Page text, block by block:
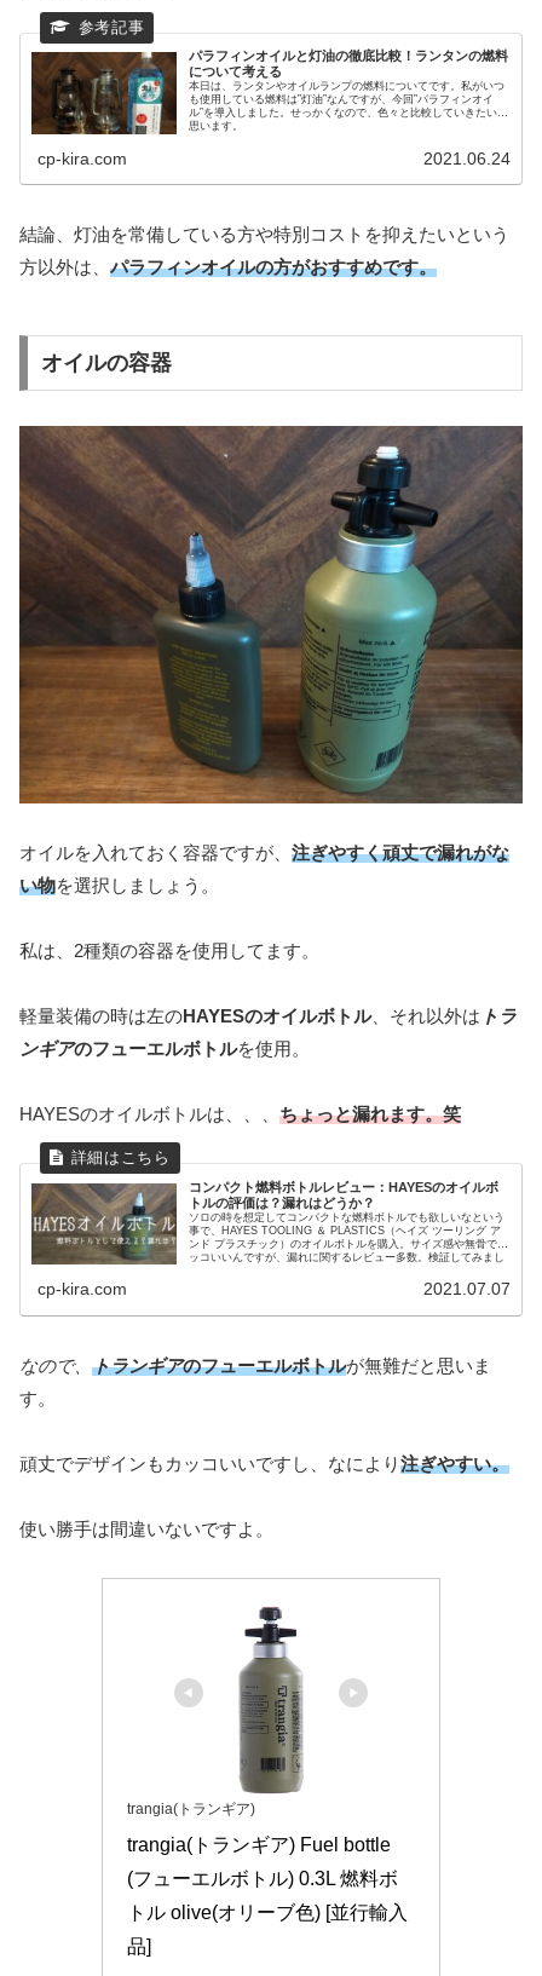
パラフィンオイルと灯油の徹底比較！ランタンの燃料
について考える
本日は、ランタンやオイルランプの燃料についてです。私がいつ
も使用している燃料は”灯油”なんですが、今回”パラフィンオイ
ル”を導入しました。せっかくなので、色々と比較していきたいと
思います。
cp-kira.com 2021.06.24
結論、灯油を常備している方や特別コストを抑えたいという
方以外は、 パラフィンオイルの方がおすすめです。
オイルの容器
オイルを入れておく容器ですが、 注ぎやすく頑丈で漏れがな
い物を選択しましょう。
私は、2種類の容器を使用してます。
軽量装備の時は左のHAYESのオイルボトル、それ以外は トラ
ンギアのフューエルボトルを使用。
HAYESのオイルボトルは、、、 ちょっと漏れます。笑
コンパクト燃料ボトルレビュー：HAYESのオイルボ
トルの評価は？漏れはどうか？
ソロの時を想定してコンパクトな燃料ボトルでも欲しいなという
事で、HAYES TOOLING ＆ PLASTICS（ヘイズ ツーリング ア
ンド プラスチック）のオイルボトルを購入。サイズ感や無骨でカ
ッコいいんですが、漏れに関するレビュー多数。検証してみまし
cp-kira.com 2021.07.07
なので、 トランギアのフューエルボトルが無難だと思いま
す。
頑丈でデザインもカッコいいですし、なにより注ぎやすい。
使い勝手は間違いないですよ。
trangia(トランギア)
trangia(トランギア) Fuel bottle
(フューエルボトル) 0.3L 燃料ボ
トル olive(オリーブ色) [並行輸入
品]